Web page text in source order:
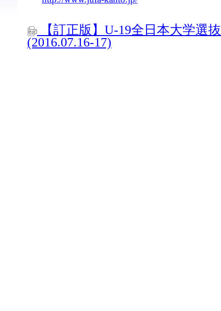
【訂正版】U-19全日本大学選
(2016.07.16-17)